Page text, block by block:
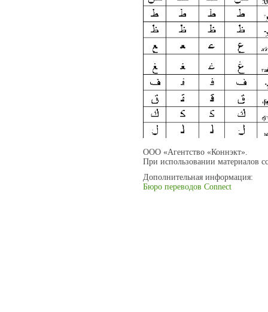
ООО «Агентство «Коннэкт».
При использовании материалов
Дополнительная информация:
Бюро переводов Connect